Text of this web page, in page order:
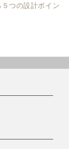
つの設計ポイン